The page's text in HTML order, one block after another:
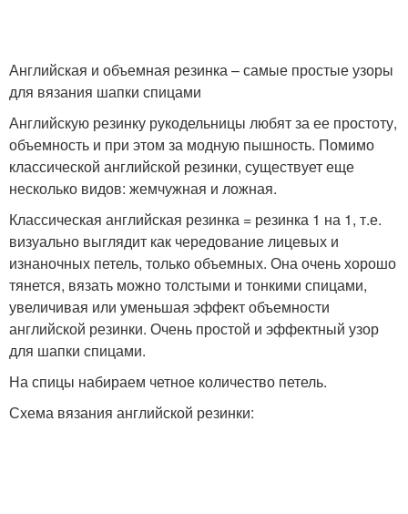
косами
Шапки для женщин
Шапка с объёмным
узором
Шапка с двойным
отворотом
Шапки из
гладкошерстного меха
Английская и объемная резинка – самые простые узоры
для вязания шапки спицами
Английскую резинку рукодельницы любят за ее простоту,
объемность и при этом за модную пышность. Помимо
классической английской резинки, существует еще
несколько видов: жемчужная и ложная.
Классическая английская резинка = резинка 1 на 1, т.е.
визуально выглядит как чередование лицевых и
изнаночных петель, только объемных. Она очень хорошо
тянется, вязать можно толстыми и тонкими спицами,
увеличивая или уменьшая эффект объемности
английской резинки. Очень простой и эффектный узор
для шапки спицами.
На спицы набираем четное количество петель.
Схема вязания английской резинки: